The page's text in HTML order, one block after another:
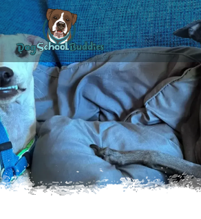
springen
Zum
Inhalt
springen